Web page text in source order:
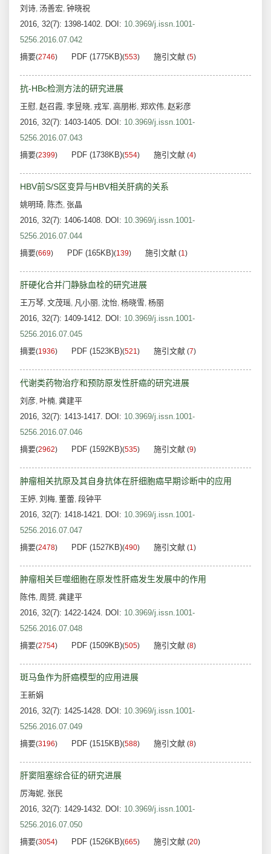
刘诗, 汤善宏, 钟晓祝
2016, 32(7): 1398-1402. DOI: 10.3969/j.issn.1001-
5256.2016.07.042
摘要(2746) PDF (1775KB)(553) 施引文献 (5)
抗-HBc检测方法的研究进展
王慰, 赵召霞, 李昱晓, 戎军, 高朋彬, 郑欢伟, 赵彩彦
2016, 32(7): 1403-1405. DOI: 10.3969/j.issn.1001-
5256.2016.07.043
摘要(2399) PDF (1738KB)(554) 施引文献 (4)
HBV前S/S区变异与HBV相关肝病的关系
姚明琦, 陈杰, 张晶
2016, 32(7): 1406-1408. DOI: 10.3969/j.issn.1001-
5256.2016.07.044
摘要(669) PDF (165KB)(139) 施引文献 (1)
肝硬化合并门静脉血栓的研究进展
王万琴, 文茂瑶, 凡小丽, 沈怡, 杨晓雪, 杨丽
2016, 32(7): 1409-1412. DOI: 10.3969/j.issn.1001-
5256.2016.07.045
摘要(1936) PDF (1523KB)(521) 施引文献 (7)
代谢类药物治疗和预防原发性肝癌的研究进展
刘彦, 叶楠, 龚建平
2016, 32(7): 1413-1417. DOI: 10.3969/j.issn.1001-
5256.2016.07.046
摘要(2962) PDF (1592KB)(535) 施引文献 (9)
肿瘤相关抗原及其自身抗体在肝细胞癌早期诊断中的应用
王婷, 刘梅, 董蕾, 段钟平
2016, 32(7): 1418-1421. DOI: 10.3969/j.issn.1001-
5256.2016.07.047
摘要(2478) PDF (1527KB)(490) 施引文献 (1)
肿瘤相关巨噬细胞在原发性肝癌发生发展中的作用
陈伟, 周赟, 龚建平
2016, 32(7): 1422-1424. DOI: 10.3969/j.issn.1001-
5256.2016.07.048
摘要(2754) PDF (1509KB)(505) 施引文献 (8)
斑马鱼作为肝癌模型的应用进展
王新娟
2016, 32(7): 1425-1428. DOI: 10.3969/j.issn.1001-
5256.2016.07.049
摘要(3196) PDF (1515KB)(588) 施引文献 (8)
肝窦阻塞综合征的研究进展
厉海妮, 张民
2016, 32(7): 1429-1432. DOI: 10.3969/j.issn.1001-
5256.2016.07.050
摘要(3054) PDF (1526KB)(665) 施引文献 (20)